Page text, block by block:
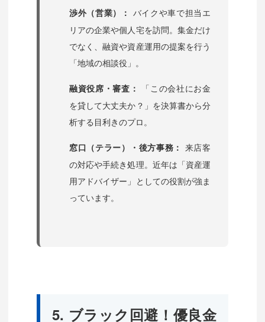
渉外（営業）：
バイクや車で担当エ
リアの企業や個人宅を訪問。集金だけ
でなく、融資や資産運用の提案を行う
「地域の相談役」。
融資役席・審査：
「この会社にお金
を貸して大丈夫か？」を決算書から分
析する目利きのプロ。
窓口（テラー）・後方事務：
来店客
の対応や手続き処理。近年は「資産運
用アドバイザー」としての役割が強ま
っています。
5. ブラック回避！優良金